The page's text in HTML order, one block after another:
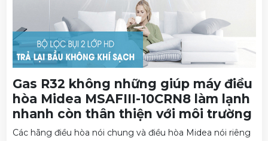
Gas R32 không những giúp máy điều
hòa Midea MSAFIII-10CRN8 làm lạnh
nhanh còn thân thiện với môi trường
Các hãng điều hòa nói chung và điều hòa Midea nói riêng